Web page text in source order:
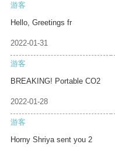
游客
Hello, Greetings fr
2022-01-31
游客
BREAKING! Portable CO2
2022-01-28
游客
Horny Shriya sent you 2